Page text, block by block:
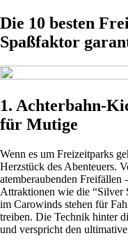
Die 10 besten
Spaßfaktor
1. Achterbahn-
für Mutige
Wenn es um Freizeitparks
Herzstück des Abenteuers.
atemberaubenden Freifällen
Attraktionen wie die “Silver
im Carowinds stehen für
treiben. Die Technik hinter
und verspricht den